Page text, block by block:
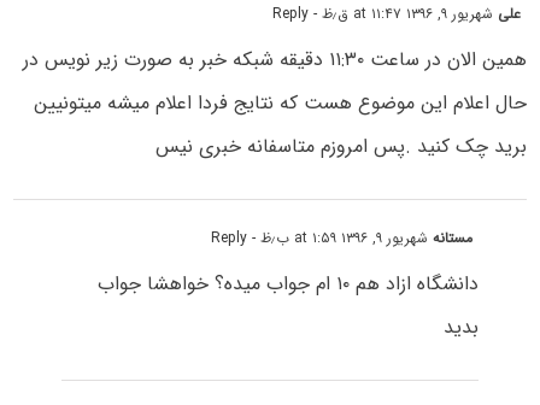
علی شهریور ۹, ۱۳۹۶ at ۱۱:۴۷ ق٫ظ - Reply
همین الان در ساعت ۱۱:۳۰ دقیقه شبکه خبر به صورت زیر نویس در
حال اعلام این موضوع هست که نتایج فردا اعلام میشه میتونیین
برید چک کنید .پس امروزم متاسفانه خبری نیس
مستانهشهریور ۹, ۱۳۹۶ at ۱:۵۹ ب٫ظ - Reply
دانشگاه ازاد هم ۱۰ ام جواب میده؟ خواهشا جواب
بدید